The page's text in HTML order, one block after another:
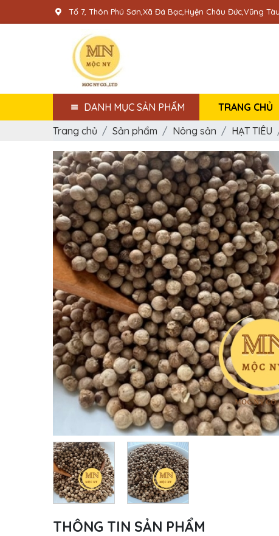
Tổ 7, Thôn Phú Sơn,Xã Đá Bạc,Hyện Châu Đức,Vũng Tàu
DANH MỤC SẢN PHẨM TRANG CHỦ
Trang chủ
Sản phẩm Nông sản HẠT TIÊU
THÔNG TIN SẢN PHẨM